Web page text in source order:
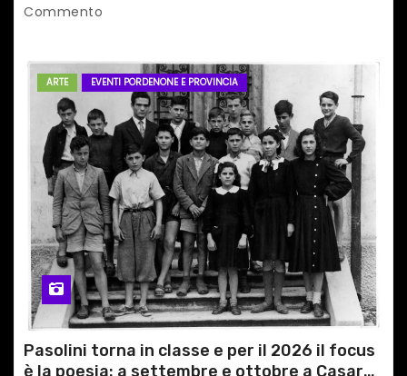
Commento
ARTE EVENTI PORDENONE E PROVINCIA
Pasolini torna in classe e per il 2026 il focus
è la poesia: a settembre e ottobre a Casarsa